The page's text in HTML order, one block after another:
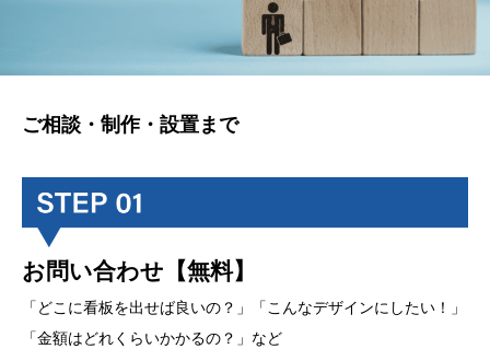
ご相談・制作・設置まで
お問い合わせ【無料】
「どこに看板を出せば良いの？」「こんなデザインにしたい！」
「金額はどれくらいかかるの？」など